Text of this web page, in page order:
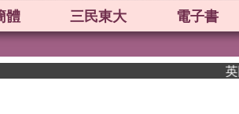
體 三民東大 電子書
英